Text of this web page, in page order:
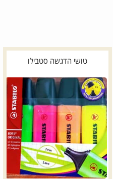
טושי הדגשה סטבילו